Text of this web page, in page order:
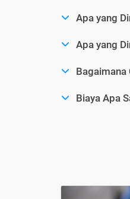
Apa yang
Apa yang
Bagaimana
Biaya Apa